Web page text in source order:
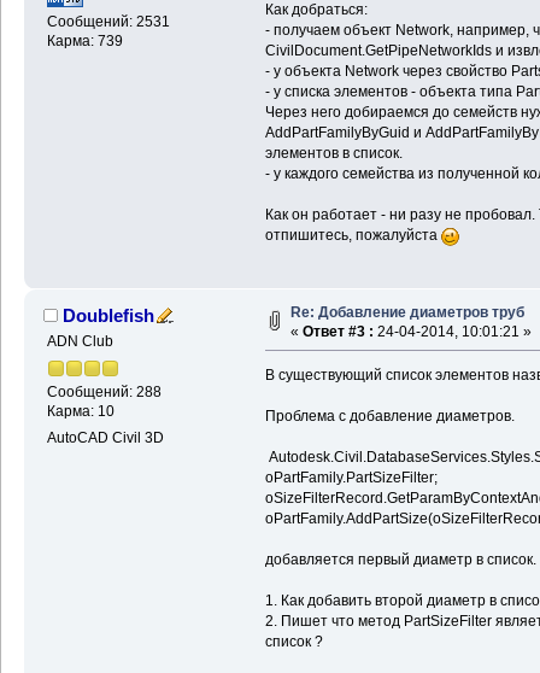
Сообщений: 2531
Карма: 739
Как добраться:
- получаем объект Network, например,
CivilDocument.GetPipeNetworkIds и
- у объекта Network через свойство
- у списка элементов - объекта типа
Через него добираемся до семейств
AddPartFamilyByGuid и
элементов в список.
- у каждого семейства из полученной
Как он работает - ни разу не
отпишитесь, пожалуйста
Doublefish
ADN Club
Сообщений: 288
Карма: 10
AutoCAD Civil 3D
Re: Добавление диаметров труб
« Ответ #3 : 24-04-2014, 10:01:21 »
В существующий список элементов
Проблема с добавление диаметров.
oPartFamily.PartSizeFilter;
добавляется первый диаметр в список.
1. Как добавить второй диаметр в
2. Пишет что метод PartSizeFilter
список ?